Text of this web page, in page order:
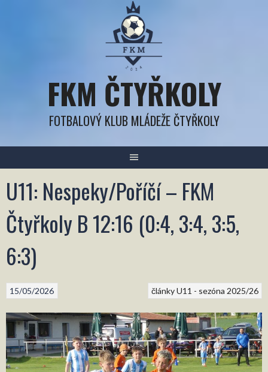
FKM ČTYŘKOLY
FOTBALOVÝ KLUB MLÁDEŽE ČTYŘKOLY
U11: Nespeky/Poříčí – FKM
Čtyřkoly B 12:16 (0:4, 3:4, 3:5,
6:3)
články U11 - sezóna 2025/26
15/05/2026